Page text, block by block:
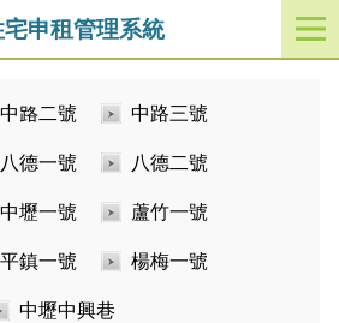
申租管理系統
開
啟
中路二號 中路三號
八德一號 八德二號
中壢一號 蘆竹一號
平鎮一號 楊梅一號
中壢中興巷